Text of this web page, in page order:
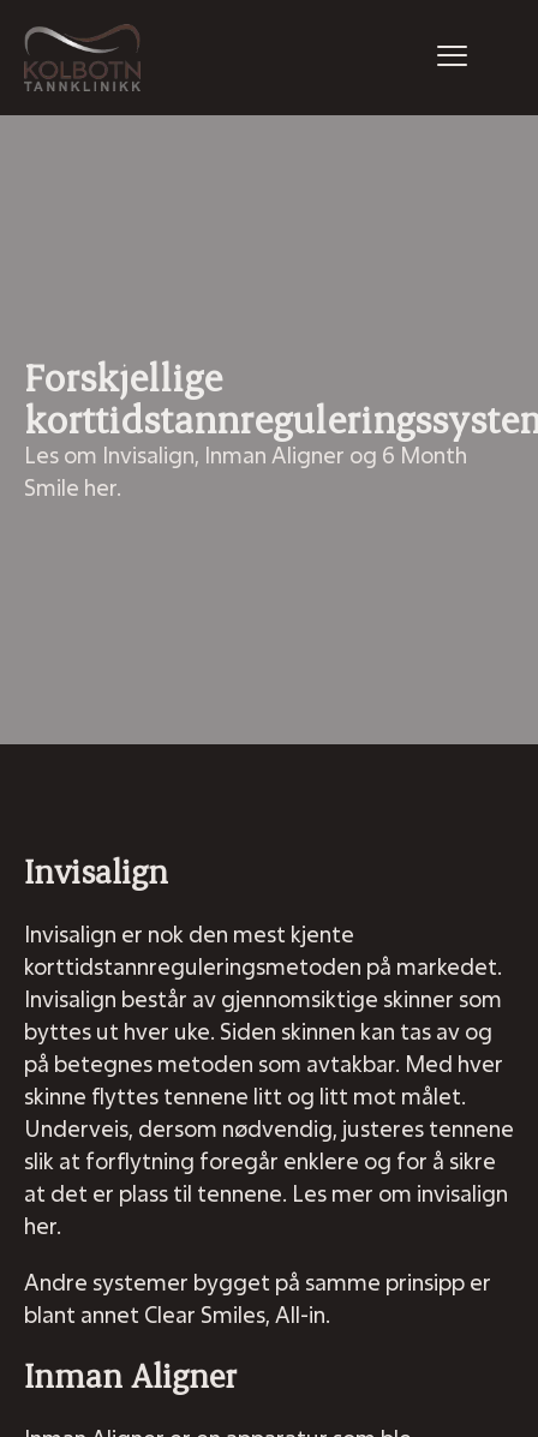
Forskjellige
Les om Invisalign, Inman Aligner og 6 Month
Smile her.
Invisalign
Invisalign er nok den mest kjente
korttidstannreguleringsmetoden på markedet.
Invisalign består av gjennomsiktige skinner som
byttes ut hver uke. Siden skinnen kan tas av og
på betegnes metoden som avtakbar. Med hver
skinne flyttes tennene litt og litt mot målet.
Underveis, dersom nødvendig, justeres tennene
slik at forflytning foregår enklere og for å sikre
at det er plass til tennene. Les mer om invisalign
her.
Andre systemer bygget på samme prinsipp er
blant annet Clear Smiles, All-in.
Inman Aligner